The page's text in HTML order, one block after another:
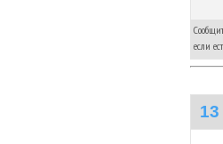
если